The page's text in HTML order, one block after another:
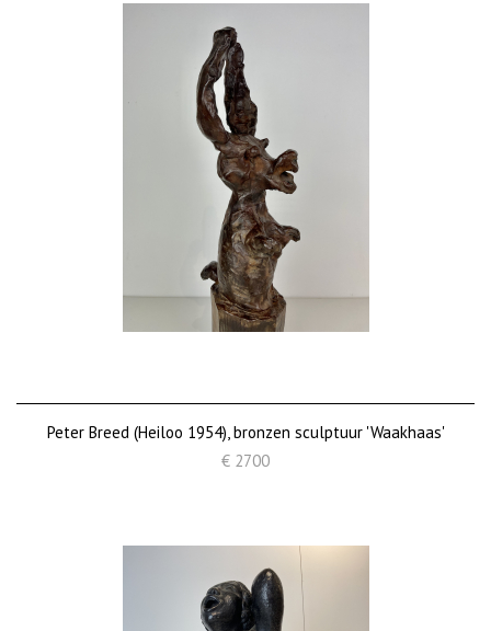
Peter Breed (Heiloo 1954), bronzen sculptuur 'Waakhaas'
€ 2700